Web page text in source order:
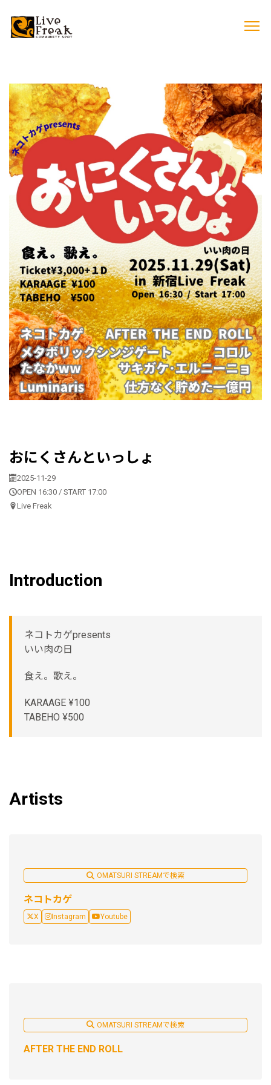
おにくさんといっしょ
2025-11-29
OPEN 16:30 / START 17:00
Live Freak
Introduction
ネコトカゲpresents
いい肉の日
食え。歌え。
KARAAGE ¥100
TABEHO ¥500
Artists
OMATSURI STREAMで検索
ネコトカゲ
X Instagram Youtube
OMATSURI STREAMで検索
AFTER THE END ROLL